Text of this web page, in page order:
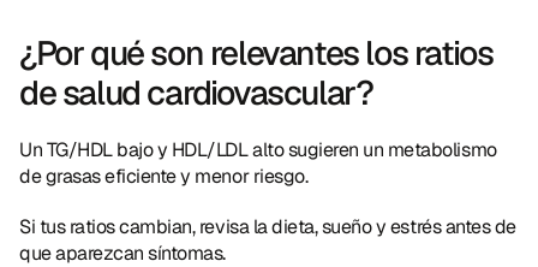
¿Por qué son relevantes los ratios
de salud cardiovascular?
Un TG/HDL bajo y HDL/LDL alto sugieren un metabolismo
de grasas eficiente y menor riesgo.
Si tus ratios cambian, revisa la dieta, sueño y estrés antes de
que aparezcan síntomas.